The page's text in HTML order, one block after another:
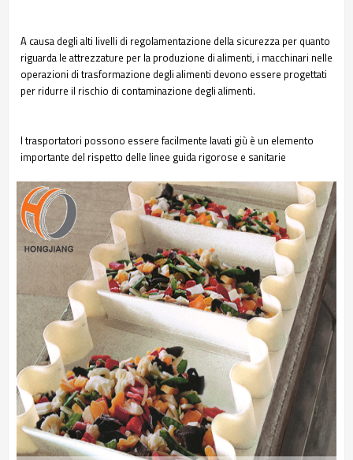
A causa degli alti livelli di regolamentazione della sicurezza per quanto
riguarda le attrezzature per la produzione di alimenti, i macchinari nelle
operazioni di trasformazione degli alimenti devono essere progettati
per ridurre il rischio di contaminazione degli alimenti.
I trasportatori possono essere facilmente lavati giù è un elemento
importante del rispetto delle linee guida rigorose e sanitarie